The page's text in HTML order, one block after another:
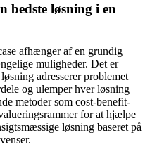
bedste løsning i en
afhænger af en grundig
muligheder. Det er
adresserer problemet
og ulemper hver løsning
metoder som cost-benefit-
for at hjælpe
løsning baseret på